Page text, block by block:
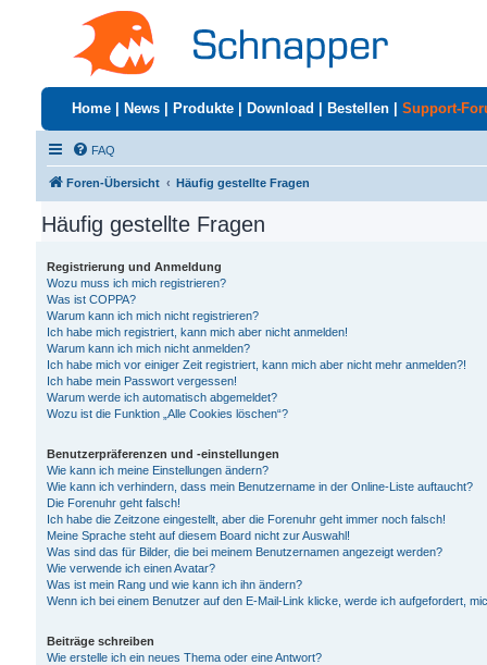
Home News Produkte Download Bestellen Support-
FAQ
Foren-Übersicht Häufig gestellte Fragen
Häufig gestellte Fragen
Registrierung und Anmeldung
Wozu muss ich mich registrieren?
Was ist COPPA?
Warum kann ich mich nicht registrieren?
Ich habe mich registriert, kann mich aber nicht anmelden!
Warum kann ich mich nicht anmelden?
Ich habe mich vor einiger Zeit registriert, kann mich aber nicht mehr anmelden?!
Ich habe mein Passwort vergessen!
Warum werde ich automatisch abgemeldet?
Wozu ist die Funktion „Alle Cookies löschen“?
Benutzerpräferenzen und -einstellungen
Wie kann ich meine Einstellungen ändern?
Wie kann ich verhindern, dass mein Benutzername in der Online-Liste auftaucht?
Die Forenuhr geht falsch!
Ich habe die Zeitzone eingestellt, aber die Forenuhr geht immer noch falsch!
Meine Sprache steht auf diesem Board nicht zur Auswahl!
Was sind das für Bilder, die bei meinem Benutzernamen angezeigt werden?
Wie verwende ich einen Avatar?
Was ist mein Rang und wie kann ich ihn ändern?
Wenn ich bei einem Benutzer auf den E-Mail-Link klicke, werde ich aufgefordert,
Beiträge schreiben
Wie erstelle ich ein neues Thema oder eine Antwort?